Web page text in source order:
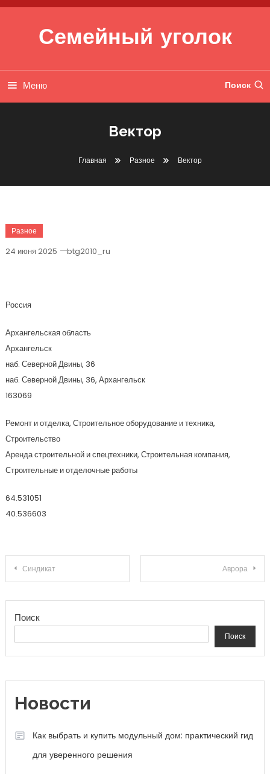
Перейти к содержимому
Семейный уголок
Меню Поиск
Вектор
Главная Разное Вектор
Разное
24 июня 2025 btg2010_ru
Россия
Архангельская область
Архангельск
наб. Северной Двины, 36
наб. Северной Двины, 36, Архангельск
163069
Ремонт и отделка, Строительное оборудование и техника,
Строительство
Аренда строительной и спецтехники, Строительная компания,
Строительные и отделочные работы
64.531051
40.536603
Навигация по записям
Синдикат Аврора
Поиск
Поиск
Новости
Как выбрать и купить модульный дом: практический гид
для уверенного решения